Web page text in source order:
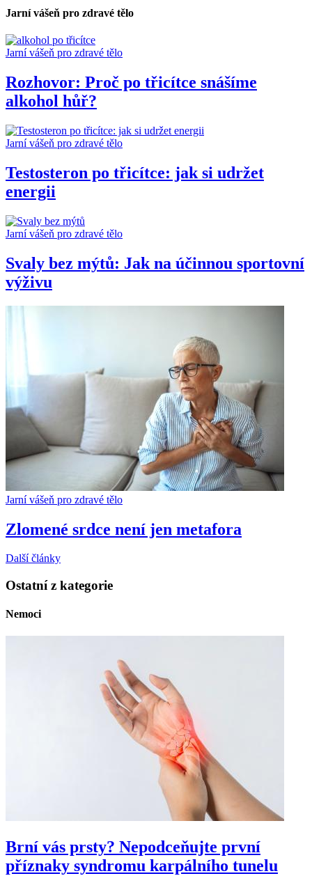
Jarní vášeň pro zdravé tělo
Jarní vášeň pro zdravé tělo
Rozhovor: Proč po třicítce snášíme
alkohol hůř?
Jarní vášeň pro zdravé tělo
Testosteron po třicítce: jak si udržet
energii
Jarní vášeň pro zdravé tělo
Svaly bez mýtů: Jak na účinnou sportovní
výživu
Jarní vášeň pro zdravé tělo
Zlomené srdce není jen metafora
Další články
Ostatní z kategorie
Nemoci
Brní vás prsty? Nepodceňujte první
příznaky syndromu karpálního tunelu